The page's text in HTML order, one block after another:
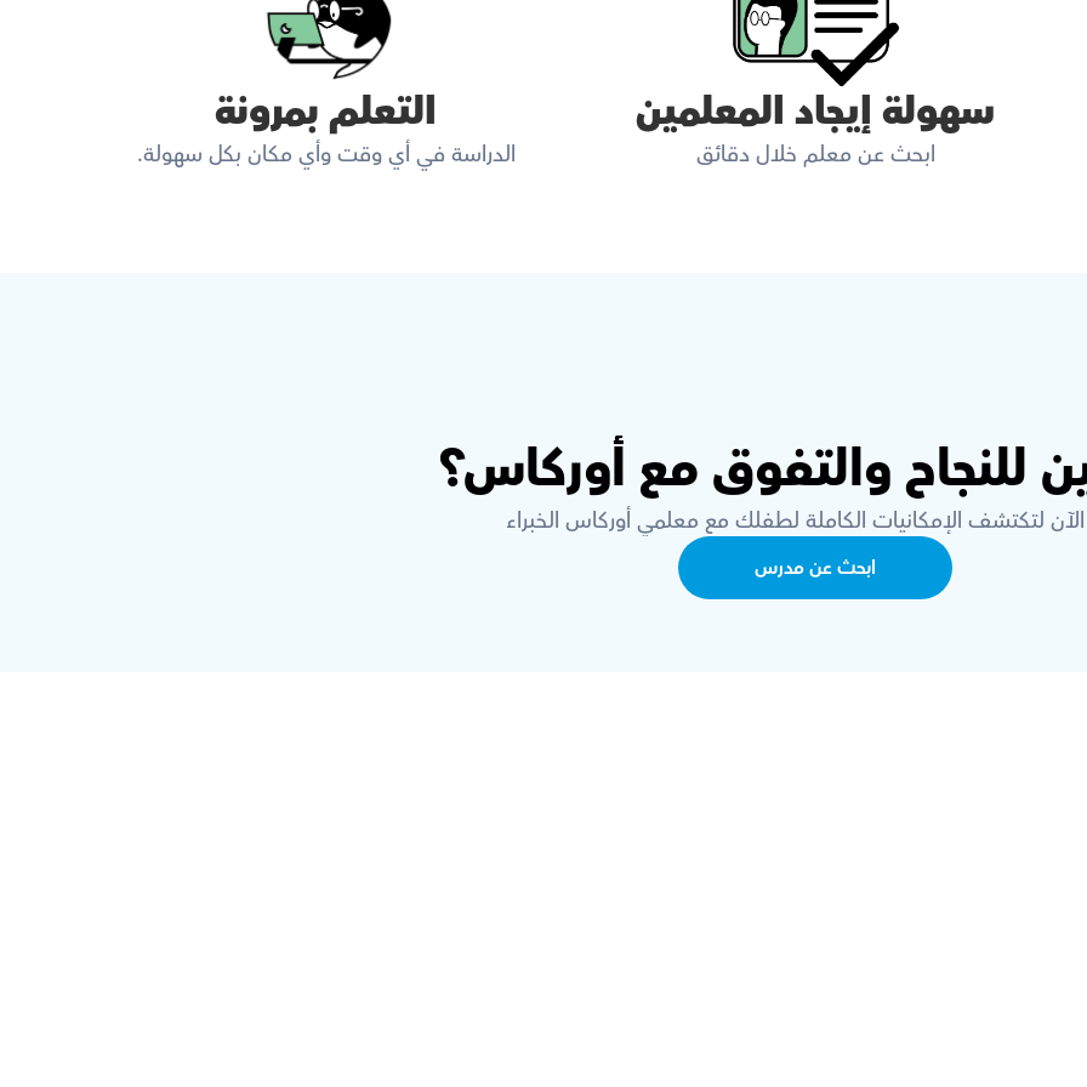
التعلم بمرونة
الدراسة في أي وقت وأي مكان بكل سهولة.
سهولة إيجاد المعلمين
ابحث عن معلم خلال دقائق
للنجاح والتفوق مع أوركاس؟
الآن لتكتشف الإمكانيات الكاملة لطفلك مع معلمي أوركاس الخبراء
ابحث عن مدرس